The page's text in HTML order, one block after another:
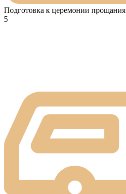
Подготовка к церемонии прощания
5